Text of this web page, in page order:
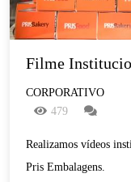
Filme
CORPORATIVO
479
Realizamos vídeos
Pris